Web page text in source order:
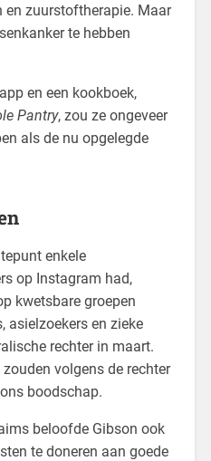
en zuurstoftherapie. Maar
te hebben
en een kookboek,
Pantry, zou ze ongeveer
als de nu opgelegde
enkele
op Instagram had,
kwetsbare groepen
asielzoekers en zieke
rechter in maart.
volgens de rechter
boodschap.
beloofde Gibson ook
te doneren aan goede